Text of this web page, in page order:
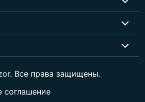
Все права защищены.
соглашение